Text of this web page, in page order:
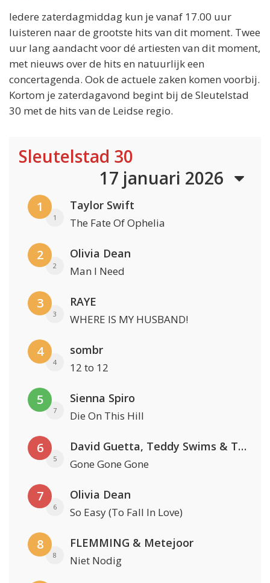
Iedere zaterdagmiddag kun je vanaf 17.00 uur
luisteren naar de grootste hits van dit moment. Twee
uur lang aandacht voor dé artiesten van dit moment,
met nieuws over de hits en natuurlijk een
concertagenda. Ook de actuele zaken komen voorbij.
Kortom je zaterdagavond begint bij de Sleutelstad
30 met de hits van de Leidse regio.
Sleutelstad 30
17 januari 2026
1
1
Taylor Swift
The Fate Of Ophelia
2
2
Olivia Dean
Man I Need
3
3
RAYE
WHERE IS MY HUSBAND!
4
4
sombr
12 to 12
5
7
Sienna Spiro
Die On This Hill
6
5
David Guetta, Teddy Swims & Tones And I
Gone Gone Gone
7
6
Olivia Dean
So Easy (To Fall In Love)
8
8
FLEMMING & Metejoor
Niet Nodig